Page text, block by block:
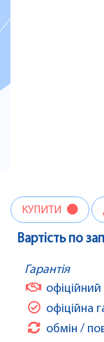
КУПИТИ
Вартість по
Гарантія
офіційна
обмін /